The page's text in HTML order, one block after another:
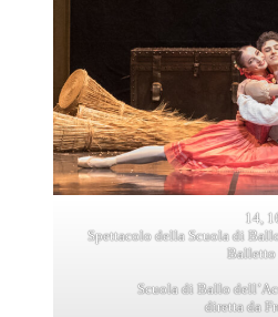
14,
Spettacolo della Scuola di
Scuola di Ballo
diretta da